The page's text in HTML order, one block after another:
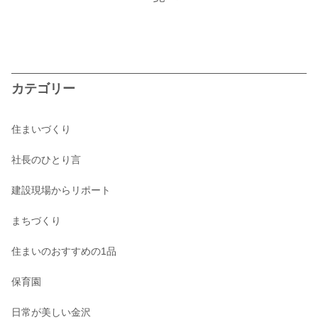
カテゴリー
住まいづくり
社長のひとり言
建設現場からリポート
まちづくり
住まいのおすすめの1品
保育園
日常が美しい金沢